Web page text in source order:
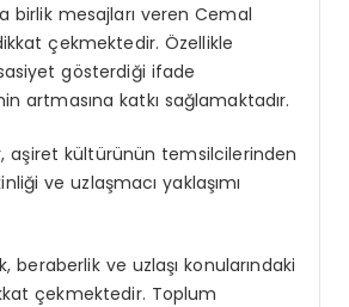
birlik mesajları veren Cemal
çekmektedir. Özellikle
gösterdiği ifade
artmasına katkı sağlamaktadır.
aşiret kültürünün temsilcilerinden
ve uzlaşmacı yaklaşımı
beraberlik ve uzlaşı konularındaki
çekmektedir. Toplum